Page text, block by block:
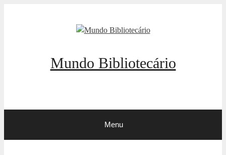
Mundo Bibliotecário
Menu